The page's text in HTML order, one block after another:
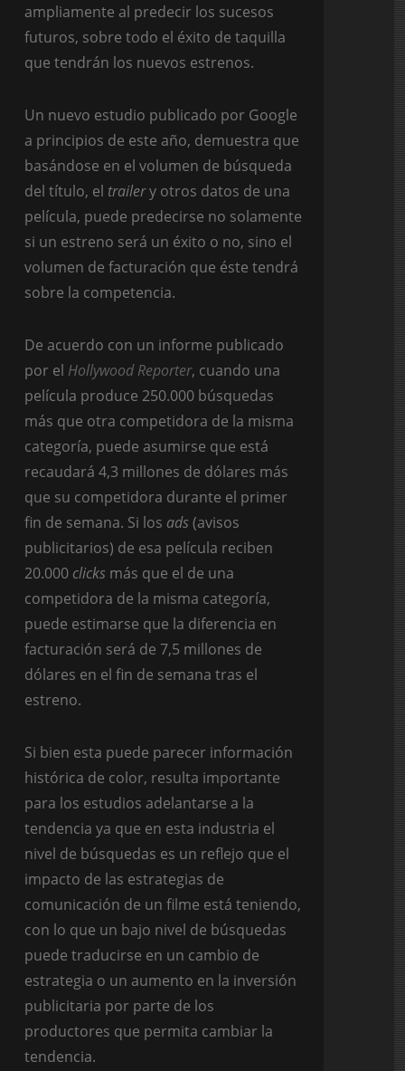
ampliamente al predecir los sucesos
futuros, sobre todo el éxito de taquilla
que tendrán los nuevos estrenos.
Un nuevo estudio publicado por Google
a principios de este año, demuestra que
basándose en el volumen de búsqueda
del título, el trailery otros datos de una
película, puede predecirse no solamente
si un estreno será un éxito o no, sino el
volumen de facturación que éste tendrá
sobre la competencia.
De acuerdo con un informe publicado
por el Hollywood Reporter, cuando una
película produce 250.000 búsquedas
más que otra competidora de la misma
categoría, puede asumirse que está
recaudará 4,3 millones de dólares más
que su competidora durante el primer
fin de semana. Si los ads (avisos
publicitarios) de esa película reciben
20.000 clicks más que el de una
competidora de la misma categoría,
puede estimarse que la diferencia en
facturación será de 7,5 millones de
dólares en el fin de semana tras el
estreno.
Si bien esta puede parecer información
histórica de color, resulta importante
para los estudios adelantarse a la
tendencia ya que en esta industria el
nivel de búsquedas es un reflejo que el
impacto de las estrategias de
comunicación de un filme está teniendo,
con lo que un bajo nivel de búsquedas
puede traducirse en un cambio de
estrategia o un aumento en la inversión
publicitaria por parte de los
productores que permita cambiar la
tendencia.